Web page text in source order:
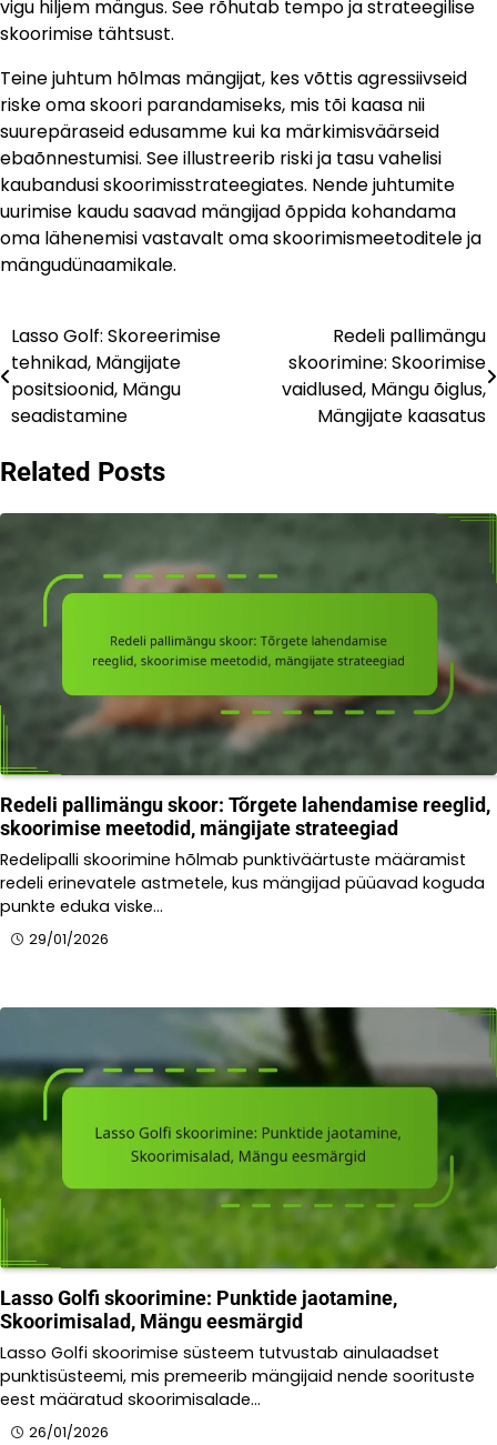
vigu hiljem mängus. See rõhutab tempo ja strateegilise
skoorimise tähtsust.
Teine juhtum hõlmas mängijat, kes võttis agressiivseid
riske oma skoori parandamiseks, mis tõi kaasa nii
suurepäraseid edusamme kui ka märkimisväärseid
ebaõnnestumisi. See illustreerib riski ja tasu vahelisi
kaubandusi skoorimisstrateegiates. Nende juhtumite
uurimise kaudu saavad mängijad õppida kohandama
oma lähenemisi vastavalt oma skoorimismeetoditele ja
mängudünaamikale.
Post
navigation
Lasso Golf: Skoreerimise
tehnikad, Mängijate
positsioonid, Mängu
seadistamine
Redeli pallimängu
skoorimine: Skoorimise
vaidlused, Mängu õiglus,
Mängijate kaasatus
Related Posts
Redeli pallimängu skoor: Tõrgete lahendamise reeglid,
skoorimise meetodid, mängijate strateegiad
Redelipalli skoorimine hõlmab punktiväärtuste määramist
redeli erinevatele astmetele, kus mängijad püüavad koguda
punkte eduka viske…
29/01/2026
Lasso Golfi skoorimine: Punktide jaotamine,
Skoorimisalad, Mängu eesmärgid
Lasso Golfi skoorimise süsteem tutvustab ainulaadset
punktisüsteemi, mis premeerib mängijaid nende soorituste
eest määratud skoorimisalade…
26/01/2026